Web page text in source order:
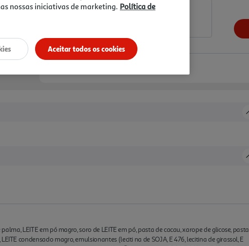
LEITE em pó magro, soro de LEITE em pó, pasta de cacau, xarope de glicose, pasta
condensado magro, emulsionantes (leciti na de SOJA, E 476, lecitina de girassol, E
nossas iniciativas de marketing. Política de
Aceitar todos os cookies